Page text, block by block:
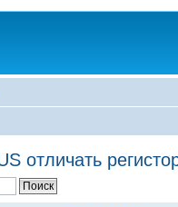
отличать